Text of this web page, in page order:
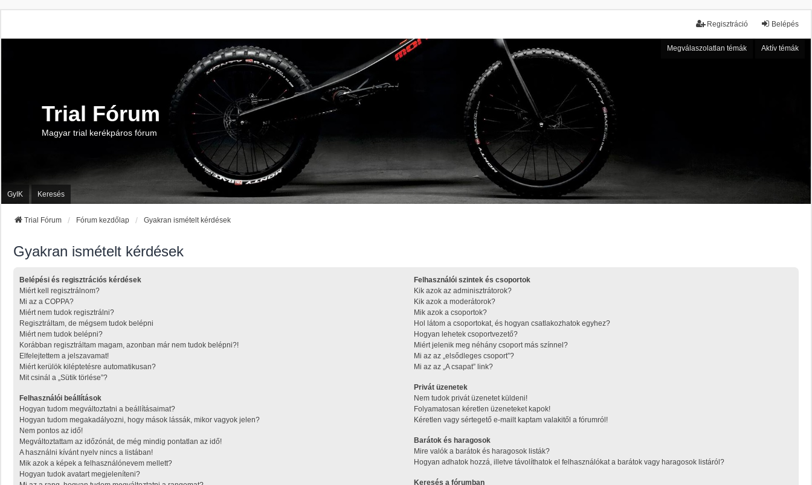
Belépés
Regisztráció
Megválaszolatlan témák Aktív témák
Trial Fórum
Magyar trial kerékpáros fórum
GyIK Keresés
Trial Fórum Fórum kezdőlap Gyakran ismételt kérdések
Gyakran ismételt kérdések
Belépési és regisztrációs kérdések
Miért kell regisztrálnom?
Mi az a COPPA?
Miért nem tudok regisztrálni?
Regisztráltam, de mégsem tudok belépni
Miért nem tudok belépni?
Korábban regisztráltam magam, azonban már nem tudok belépni?!
Elfelejtettem a jelszavamat!
Miért kerülök kiléptetésre automatikusan?
Mit csinál a „Sütik törlése”?
Felhasználói beállítások
Hogyan tudom megváltoztatni a beállításaimat?
Hogyan tudom megakadályozni, hogy mások lássák, mikor vagyok jelen?
Nem pontos az idő!
Megváltoztattam az időzónát, de még mindig pontatlan az idő!
A használni kívánt nyelv nincs a listában!
Mik azok a képek a felhasználónevem mellett?
Hogyan tudok avatart megjeleníteni?
Felhasználói szintek és csoportok
Kik azok az adminisztrátorok?
Kik azok a moderátorok?
Mik azok a csoportok?
Hol látom a csoportokat, és hogyan csatlakozhatok egyhez?
Hogyan lehetek csoportvezető?
Miért jelenik meg néhány csoport más színnel?
Mi az az „elsődleges csoport”?
Mi az az „A csapat” link?
Privát üzenetek
Nem tudok privát üzenetet küldeni!
Folyamatosan kéretlen üzeneteket kapok!
Kéretlen vagy sértegető e-mailt kaptam valakitől a fórumról!
Barátok és haragosok
Mire valók a barátok és haragosok listák?
Hogyan adhatok hozzá, illetve távolíthatok el felhasználókat a barátok vagy haragosok listáról?
Keresés a fórumban